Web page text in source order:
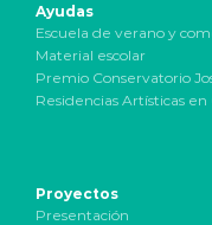
Ayudas
Escuela de verano y
Material escolar
Premio Conservatorio
Residencias Artísticas
Proyectos
Presentación